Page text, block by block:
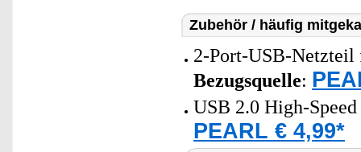
Zubehör / häufig
2-Port-USB-Netzteil
Bezugsquelle:
USB 2.0 High-
PEARL € 4,99*